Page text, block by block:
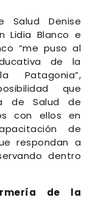
Salud Denise
Lidia Blanco e
“me puso al
de la
Patagonia”,
que
de Salud de
con ellos en
de
respondan a
dentro
de la